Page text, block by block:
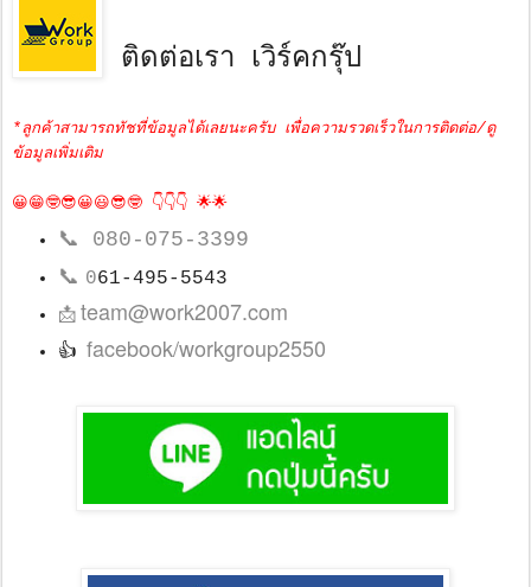
ติดต่อเรา เวิร์คกรุ๊ป
*ลูกค้าสามารถทัชที่ข้อมูลได้เลยนะครับ เพื่อความรวดเร็วในการติดต่อ/ดู
ข้อมูลเพิ่มเติม
😀😁🤓😎😀😃😎🤓 👇👇👇 🌟🌟
📞 080-075-3399
📞 061-495-5543
📩team@work2007.com
👍 facebook/workgroup2550